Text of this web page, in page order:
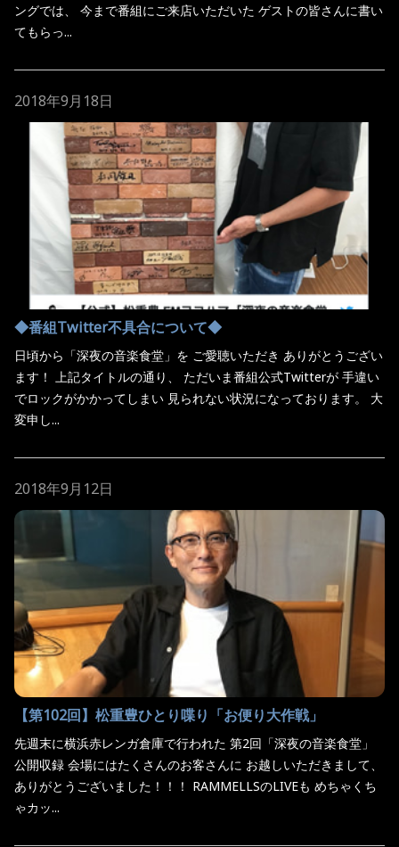
ングでは、 今まで番組にご来店いただいた ゲストの皆さんに書い
てもらっ...
2018年9月18日
◆番組Twitter不具合について◆
日頃から「深夜の音楽食堂」を ご愛聴いただき ありがとうござい
ます！ 上記タイトルの通り、 ただいま番組公式Twitterが 手違い
でロックがかかってしまい 見られない状況になっております。 大
変申し...
2018年9月12日
【第102回】松重豊ひとり喋り「お便り大作戦」
先週末に横浜赤レンガ倉庫で行われた 第2回「深夜の音楽食堂」
公開収録 会場にはたくさんのお客さんに お越しいただきまして、
ありがとうございました！！！ RAMMELLSのLIVEも めちゃくち
ゃカッ...